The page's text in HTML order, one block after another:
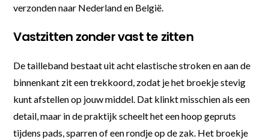
verzonden naar Nederland en België.
Vastzitten zonder vast te zitten
De tailleband bestaat uit acht elastische stroken en aan de
binnenkant zit een trekkoord, zodat je het broekje stevig
kunt afstellen op jouw middel. Dat klinkt misschien als een
detail, maar in de praktijk scheelt het een hoop gepruts
tijdens pads, sparren of een rondje op de zak. Het broekje